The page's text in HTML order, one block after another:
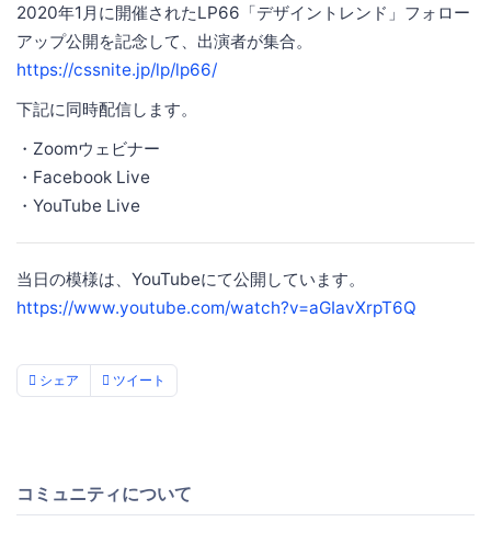
2020年1月に開催されたLP66「デザイントレンド」フォロー
アップ公開を記念して、出演者が集合。
https://cssnite.jp/lp/lp66/
下記に同時配信します。
・Zoomウェビナー
・Facebook Live
・YouTube Live
当日の模様は、YouTubeにて公開しています。
https://www.youtube.com/watch?v=aGIavXrpT6Q
シェア ツイート
コミュニティについて